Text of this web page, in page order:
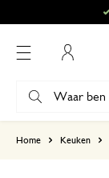
Home Keuken